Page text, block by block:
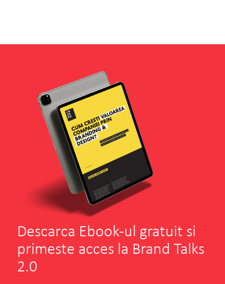
Dochita ne-a marcat intr-un mod foarte
pozitiv.
VEZI PROIECTUL
Descarca Ebook-ul gratuit si
primeste acces la Brand Talks
2.0